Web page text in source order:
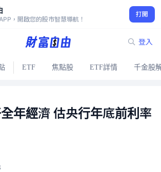
，開啟您的股市智慧導航！
打開
登入
ETF 焦點股 ETF詳情 千金股
年經濟 估央行年底前利率